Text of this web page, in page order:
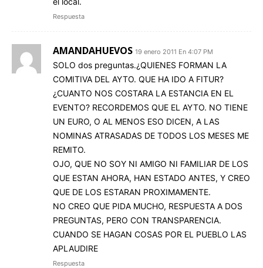
Respuesta
AMANDAHUEVOS 19 enero 2011 En 4:07 PM
SOLO dos preguntas.¿QUIENES FORMAN LA
COMITIVA DEL AYTO. QUE HA IDO A FITUR?
¿CUANTO NOS COSTARA LA ESTANCIA EN EL
EVENTO? RECORDEMOS QUE EL AYTO. NO TIENE
UN EURO, O AL MENOS ESO DICEN, A LAS
NOMINAS ATRASADAS DE TODOS LOS MESES ME
REMITO.
OJO, QUE NO SOY NI AMIGO NI FAMILIAR DE LOS
QUE ESTAN AHORA, HAN ESTADO ANTES, Y CREO
QUE DE LOS ESTARAN PROXIMAMENTE.
NO CREO QUE PIDA MUCHO, RESPUESTA A DOS
PREGUNTAS, PERO CON TRANSPARENCIA.
CUANDO SE HAGAN COSAS POR EL PUEBLO LAS
APLAUDIRE
Respuesta